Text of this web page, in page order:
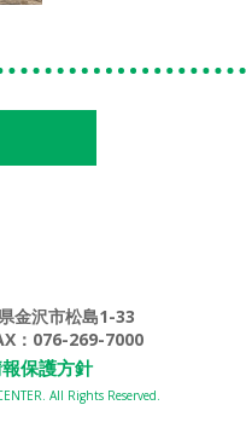
金沢市松島1-33
：076-269-7000
保護方針
All Rights Reserved.